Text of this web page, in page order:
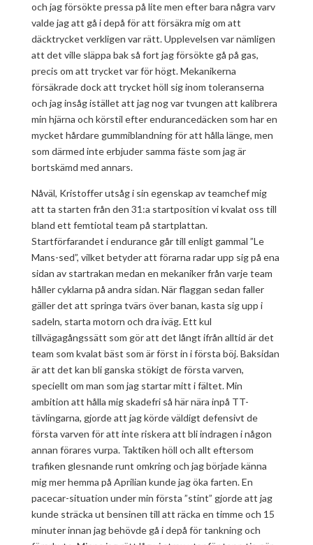
och jag försökte pressa på lite men efter bara några varv
valde jag att gå i depå för att försäkra mig om att
däcktrycket verkligen var rätt. Upplevelsen var nämligen
att det ville släppa bak så fort jag försökte gå på gas,
precis om att trycket var för högt. Mekanikerna
försäkrade dock att trycket höll sig inom toleranserna
och jag insåg istället att jag nog var tvungen att kalibrera
min hjärna och körstil efter endurancedäcken som har en
mycket hårdare gummiblandning för att hålla länge, men
som därmed inte erbjuder samma fäste som jag är
bortskämd med annars.
Nåväl, Kristoffer utsåg i sin egenskap av teamchef mig
att ta starten från den 31:a startposition vi kvalat oss till
bland ett femtiotal team på startplattan.
Startförfarandet i endurance går till enligt gammal ”Le
Mans-sed”, vilket betyder att förarna radar upp sig på ena
sidan av startrakan medan en mekaniker från varje team
håller cyklarna på andra sidan. När flaggan sedan faller
gäller det att springa tvärs över banan, kasta sig upp i
sadeln, starta motorn och dra iväg. Ett kul
tillvägagångssätt som gör att det långt ifrån alltid är det
team som kvalat bäst som är först in i första böj. Baksidan
är att det kan bli ganska stökigt de första varven,
speciellt om man som jag startar mitt i fältet. Min
ambition att hålla mig skadefri så här nära inpå TT-
tävlingarna, gjorde att jag körde väldigt defensivt de
första varven för att inte riskera att bli indragen i någon
annan förares vurpa. Taktiken höll och allt eftersom
trafiken glesnande runt omkring och jag började känna
mig mer hemma på Aprilian kunde jag öka farten. En
pacecar-situation under min första ”stint” gjorde att jag
kunde sträcka ut bensinen till att räcka en timme och 15
minuter innan jag behövde gå i depå för tankning och